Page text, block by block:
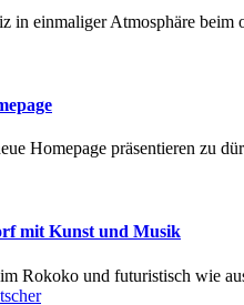
in einmaliger Atmosphäre
Homepage präsentieren zu
mit Kunst und Musik
Rokoko und futuristisch wie